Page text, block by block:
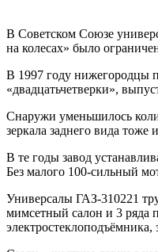
В Советском Союзе
на колесах» было
В 1997 году нижегородцы
«двадцатьчетверки»,
Снаружи уменьшилось
зеркала заднего вида
В те годы завод
Без малого 100-сильный
Универсалы ГАЗ-310221
мимсетный салон и 3 ряда